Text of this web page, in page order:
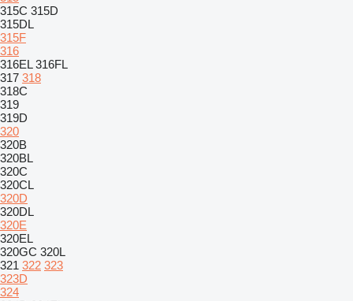
315C 315D
315DL
315F
316
316EL 316FL
317 318
318C
319
319D
320
320B
320BL
320C
320CL
320D
320DL
320E
320EL
320GC 320L
321 322 323
323D
324